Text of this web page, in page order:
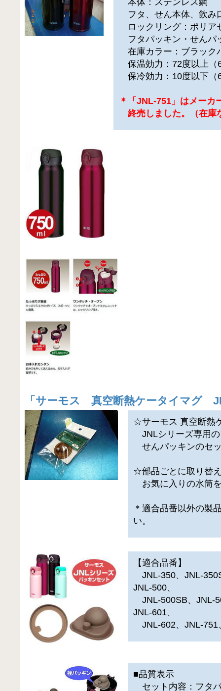
フタ、せん本体、飲み
ロックリング：ポリア
フタパッキン・せんパ
在庫カラー：ブラック
保温効力：72度以上（
保冷効力：10度以下（
＊「JNL-751」はメーカ
終売しました。（在庫
「 サーモス 真空断熱ケータイマグ
☆サーモス 真空断熱
JNLシリーズ専用
せんパッキンのセ
☆部品ごとに取り替
お気に入りの水筒
＊適合品番以外の製
い。
【適合品番】
JNL-350、JNL-
JNL-500、
JNL-500SB、JNL-
JNL-601、
JNL-602、JNL-751
■品質表示
セット内容：フタ